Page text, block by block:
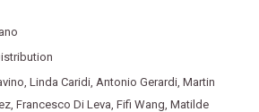
, Linda Caridi, Antonio Gerardi, Martin
, Francesco Di Leva, Fifi Wang, Matilde